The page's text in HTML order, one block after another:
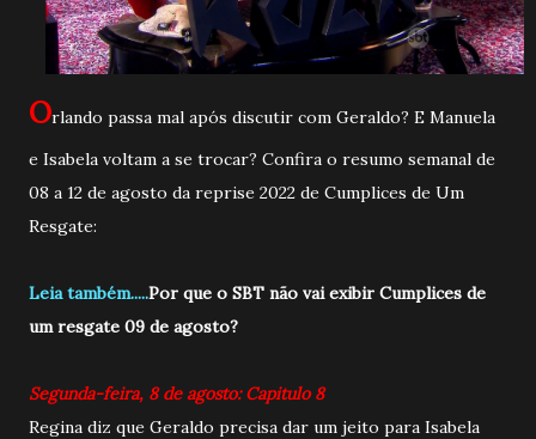
Orlando passa mal após discutir com Geraldo? E Manuela
e Isabela voltam a se trocar? Confira o resumo semanal de
08 a 12 de agosto da reprise 2022 de Cumplices de Um
Resgate:
Leia também.....Por que o SBT não vai exibir Cumplices de
um resgate 09 de agosto?
Segunda-feira, 8 de agosto: Capitulo 8
Regina diz que Geraldo precisa dar um jeito para Isabela